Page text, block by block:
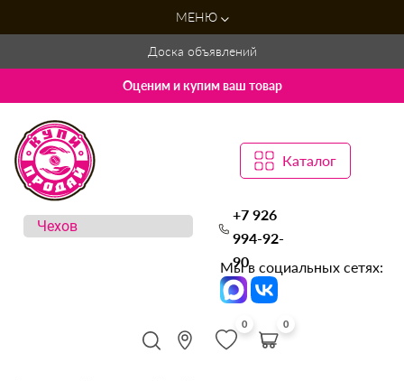
МЕНЮ
Доска объявлений
Оценим и купим ваш товар
Каталог
+7 926
994-92-
90
Мы в социальных сетях:
0 0